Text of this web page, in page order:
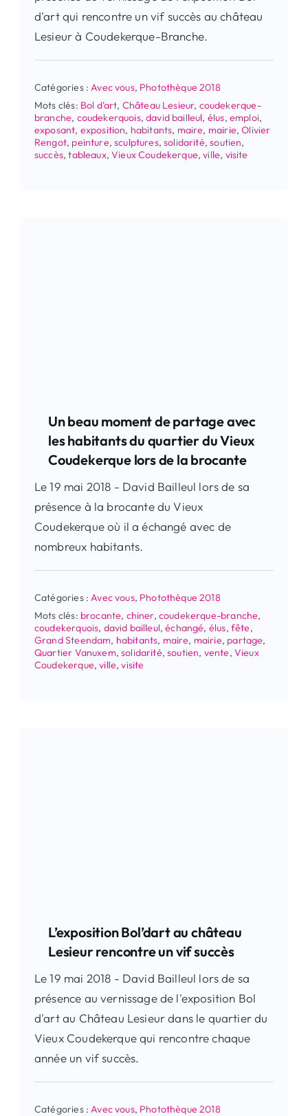
d'art qui rencontre un vif succès au château
Lesieur à Coudekerque-Branche.
Catégories :Avec vous, Photothèque 2018
Mots clés: Bol d'art, Château Lesieur, coudekerque-
branche, coudekerquois,david bailleul, élus, emploi,
exposant, exposition, habitants, maire, mairie,Olivier
Rengot, peinture,sculptures,solidarité,soutien,
succès,tableaux,Vieux Coudekerque,ville, visite
Un beau moment de partage avec
les habitants du quartier du Vieux
Coudekerque lors de la brocante
Le 19 mai 2018 - David Bailleul lors de sa
présence à la brocante du Vieux
Coudekerque où il a échangé avec de
nombreux habitants.
Catégories :Avec vous, Photothèque 2018
Mots clés: brocante, chiner, coudekerque-branche,
coudekerquois, david bailleul,échangé, élus, fête,
Grand Steendam, habitants, maire, mairie, partage,
Quartier Vanuxem,solidarité,soutien, vente, Vieux
Coudekerque,ville,visite
L’exposition Bol’dart au château
Lesieur rencontre un vif succès
Le 19 mai 2018 - David Bailleul lors de sa
présence au vernissage de l'exposition Bol
d'art au Château Lesieur dans le quartier du
Vieux Coudekerque qui rencontre chaque
année un vif succès.
Catégories :Avec vous, Photothèque 2018